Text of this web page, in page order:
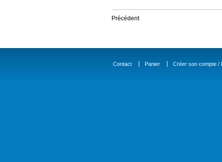
Précédent
Contact Panier Créer son compte /